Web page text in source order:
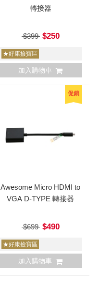
轉接器
$399$250
★好康撿寶區
加入購物車
促銷
Awesome Micro HDMI to
VGA D-TYPE 轉接器
$699$490
★好康撿寶區
加入購物車